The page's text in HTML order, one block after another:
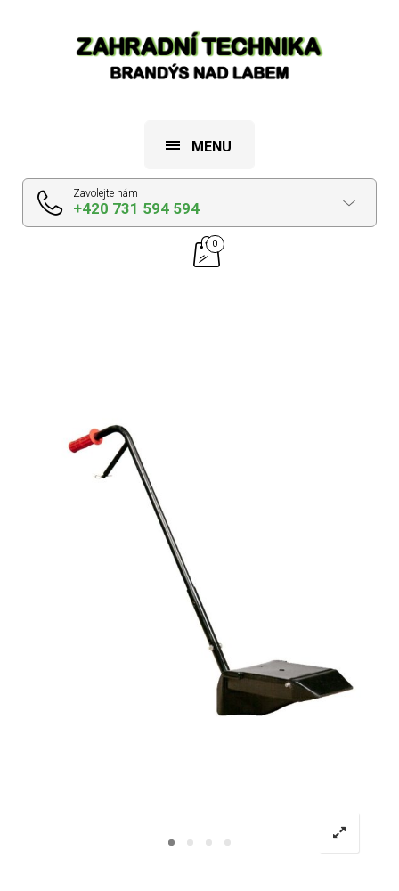
MENU
Zavolejte nám
+420 731 594 594
0